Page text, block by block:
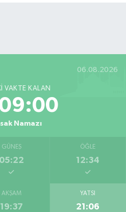
06.08.2026
VAKTE KALAN
Namazı
GÜNEŞ
05:22
ÖĞLE
12:34
AKŞAM
19:37
YATSI
21:06